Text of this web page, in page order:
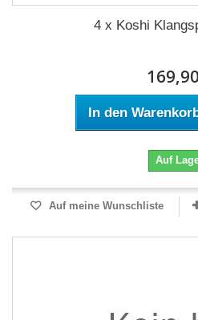
4 x Koshi
In den
Auf
Auf meine Wunschliste